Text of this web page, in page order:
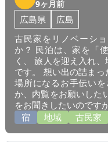
9ヶ月前
広島県
広島
古民家をリノベーシ
か？ 民泊は、家を「
く、 旅人を迎え入れ
です。 想い出の詰ま
場所になるお手伝い
か、内覧をお願いした
をお聞きしたいのです
宿
地域 古民家